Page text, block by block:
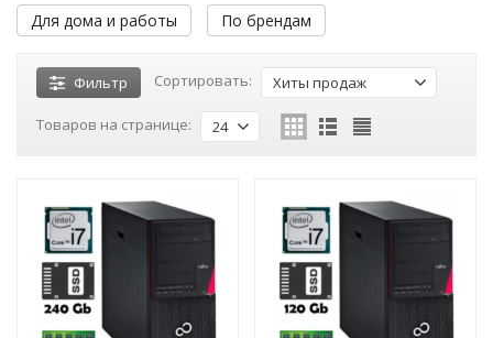
Для дома и работы По брендам
Фильтр Сортировать: Хиты продаж
Товаров на странице: 24